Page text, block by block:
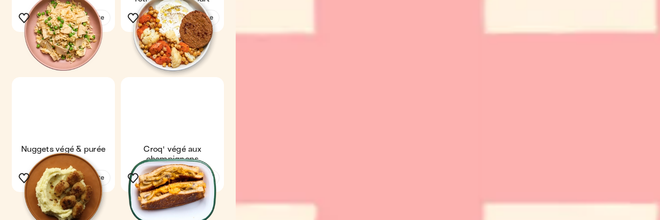
Voir la recette Voir la recette
Nuggets végé & purée
maison
Voir la recette
Croq' végé aux
champignons
Voir la recette